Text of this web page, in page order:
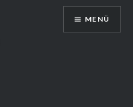
MENÜ